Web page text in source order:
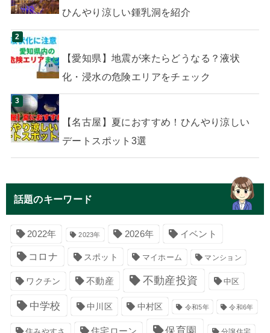
ひんやり涼しい鍾乳洞を紹介
【愛知県】地震が来たらどうなる？液状
化・浸水の危険エリアをチェック
【名古屋】夏におすすめ！ひんやり涼しい
デートスポット3選
話題のキーワード
2022年 2023年 2026年 イベント
コロナ スポット マイホーム マンション
ワクチン 不動産 不動産投資 中区
中学校 中川区 中村区 令和5年 令和6年